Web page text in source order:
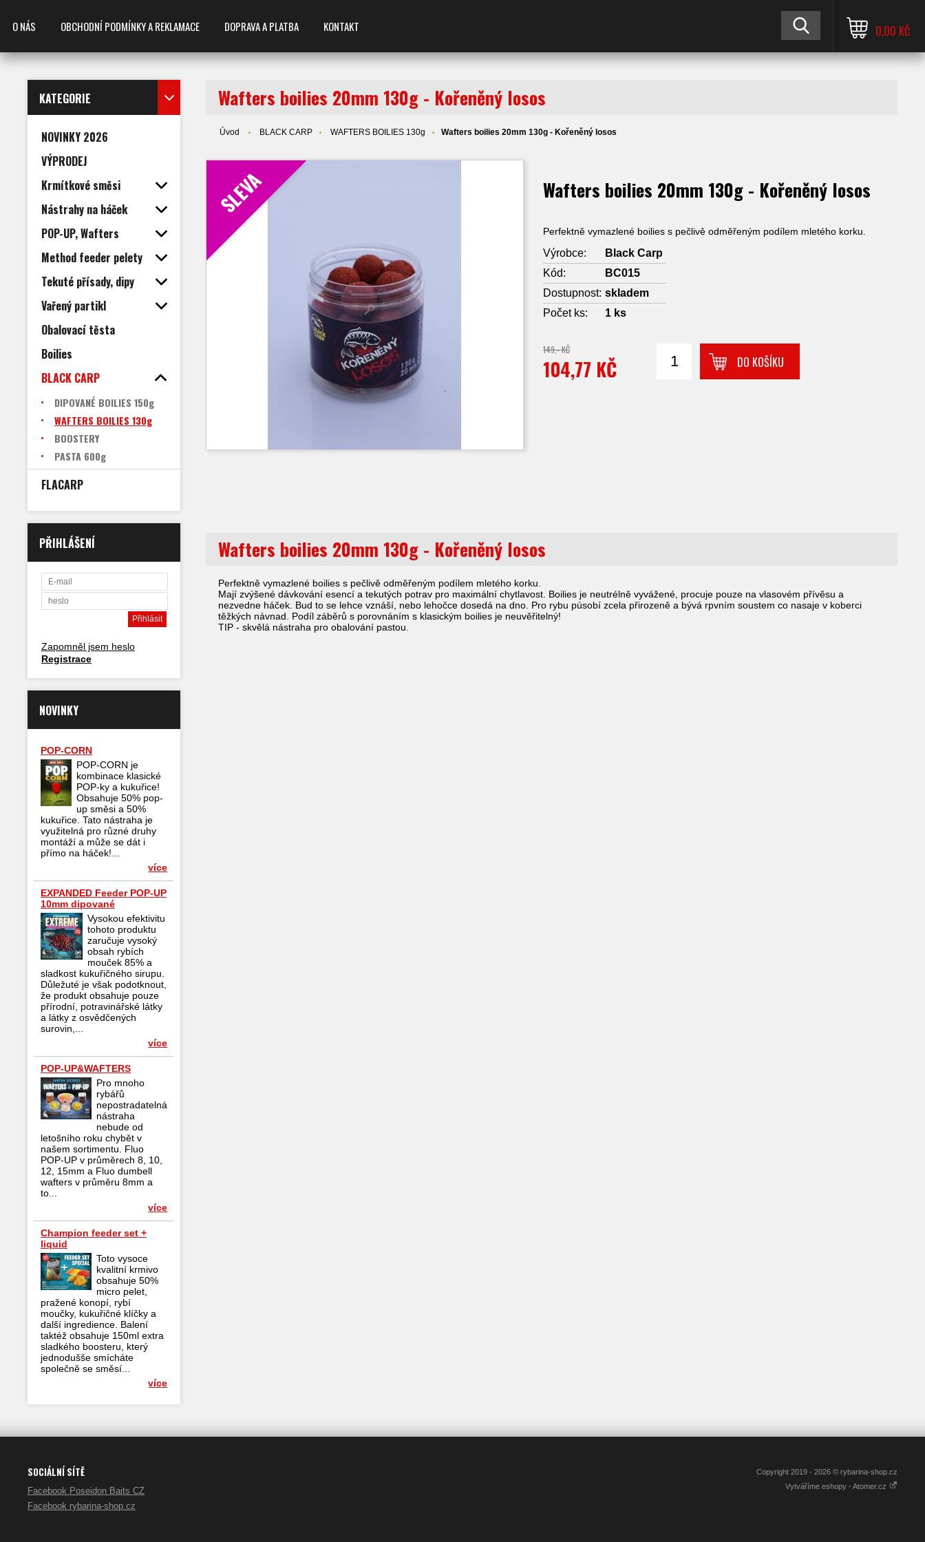
O NÁS OBCHODNÍ PODMÍNKY A REKLAMACE DOPRAVA A PLATBA KONTAKT 0,00 KČ
KATEGORIE
NOVINKY 2026
VÝPRODEJ
Krmítkové směsi
Nástrahy na háček
POP-UP, Wafters
Method feeder pelety
Tekuté přísady, dipy
Vařený partikl
Obalovací těsta
Boilies
BLACK CARP
DIPOVANÉ BOILIES 150g
WAFTERS BOILIES 130g
BOOSTERY
PASTA 600g
FLACARP
PŘIHLÁŠENÍ
Zapomněl jsem heslo
Registrace
NOVINKY
POP-CORN
POP-CORN je
kombinace klasické
POP-ky a kukuřice!
Obsahuje 50% pop-
up směsi a 50%
kukuřice. Tato nástraha je
využitelná pro různé druhy
montáží a může se dát i
přímo na háček!...
více
EXPANDED Feeder POP-UP
10mm dipované
Vysokou efektivitu
tohoto produktu
zaručuje vysoký
obsah rybích
mouček 85% a
sladkost kukuřičného sirupu.
Důležuté je však podotknout,
že produkt obsahuje pouze
přírodní, potravinářské látky
a látky z osvědčených
surovin,...
více
POP-UP&WAFTERS
Pro mnoho
rybářů
nepostradatelná
nástraha
nebude od
letošního roku chybět v
našem sortimentu. Fluo
POP-UP v průměrech 8, 10,
12, 15mm a Fluo dumbell
wafters v průměru 8mm a
to...
více
Champion feeder set +
liquid
Toto vysoce
kvalitní krmivo
obsahuje 50%
micro pelet,
pražené konopí, rybí
moučky, kukuřičné klíčky a
další ingredience. Balení
taktéž obsahuje 150ml extra
sladkého boosteru, který
jednodušše smícháte
společně se směsí...
více
Wafters boilies 20mm 130g - Kořeněný losos
Úvod BLACK CARP WAFTERS BOILIES 130g Wafters boilies 20mm 130g - Kořeněný losos
SLEVA Wafters boilies 20mm 130g - Kořeněný losos
Perfektně vymazlené boilies s pečlivě odměřeným podílem mletého korku.
Výrobce:
Black Carp
Kód:
BC015
Dostupnost: skladem
Počet ks:
1 ks
149,- KČ
104,77 KČ DO KOŠÍKU
Wafters boilies 20mm 130g - Kořeněný losos
Perfektně vymazlené boilies s pečlivě odměřeným podílem mletého korku.
Mají zvýšené dávkování esencí a tekutých potrav pro maximální chytlavost. Boilies je neutrélně vyvážené, procuje pouze na vlasovém přívěsu a
nezvedne háček. Bud to se lehce vznáší, nebo lehočce dosedá na dno. Pro rybu púsobí zcela přirozeně a bývá rpvním soustem co nasaje v koberci
těžkých návnad. Podíl záběrů s porovnáním s klasickým boilies je neuvěřitelný!
TIP - skvělá nástraha pro obalování pastou.
SOCIÁLNÍ SÍTĚ
Facebook Poseidon Baits CZ
Facebook rybarina-shop.cz
Copyright 2019 - 2026 © rybarina-shop.cz
Vytváříme eshopy - Atomer.cz